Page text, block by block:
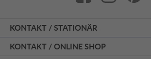
KONTAKT / STATIONÄR
KONTAKT / ONLINE SHOP